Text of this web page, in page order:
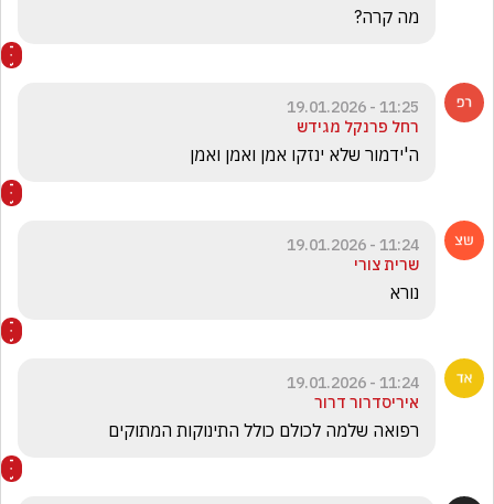
מה קרה?
11:25 - 19.01.2026
רחל פרנקל מגידש
ה'ידמור שלא ינזקו אמן ואמן ואמן
11:24 - 19.01.2026
שרית צורי
נורא
11:24 - 19.01.2026
איריסדרור דרור
רפואה שלמה לכולם כולל התינוקות המתוקים